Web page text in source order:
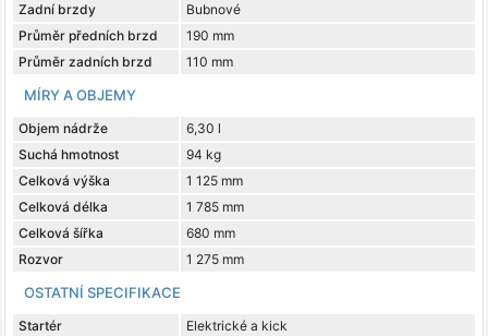
Zadní brzdy
Bubnové
Průměr předních brzd
190 mm
Průměr zadních brzd
110 mm
MÍRY A OBJEMY
Objem nádrže
6,30 l
Suchá hmotnost
94 kg
Celková výška
1 125 mm
Celková délka
1 785 mm
Celková šířka
680 mm
Rozvor
1 275 mm
OSTATNÍ SPECIFIKACE
Startér Elektrické a kick